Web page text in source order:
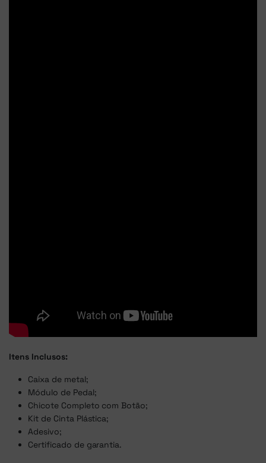
Itens Inclusos:
Caixa de metal;
Módulo de Pedal;
Chicote Completo com Botão;
Kit de Cinta Plástica;
Adesivo;
Certificado de garantia.